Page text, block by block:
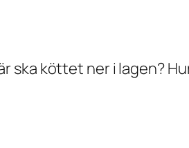
ska köttet ner i lagen?